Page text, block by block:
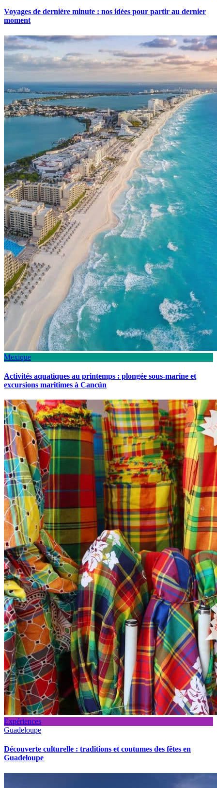
Voyages de dernière minute : nos idées pour partir au dernier
moment
Mexique
Activités aquatiques au printemps : plongée sous-marine et
excursions maritimes à Cancún
Expériences
Guadeloupe
Découverte culturelle : traditions et coutumes des fêtes en
Guadeloupe